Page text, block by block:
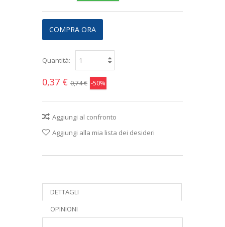
COMPRA ORA
Quantità:
0,37 € 0,74 € -50%
Aggiungi al confronto
Aggiungi alla mia lista dei desideri
DETTAGLI
OPINIONI